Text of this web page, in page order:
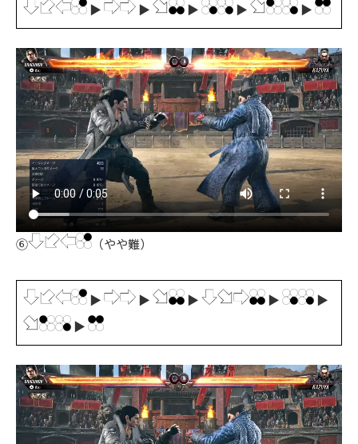
▶ ▶ ▶ ▶ ▶
⑥ （やや難）
▶ ▶ ▶ ▶
▶
▶